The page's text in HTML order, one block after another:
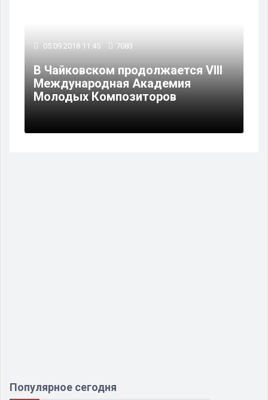
05.09.2018 11:45 7083
В Чайковском продолжается VIII
Международная Академия
Молодых Композиторов
Популярное сегодня